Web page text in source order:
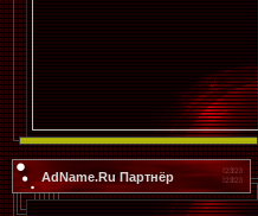
AdName.Ru Партнёр